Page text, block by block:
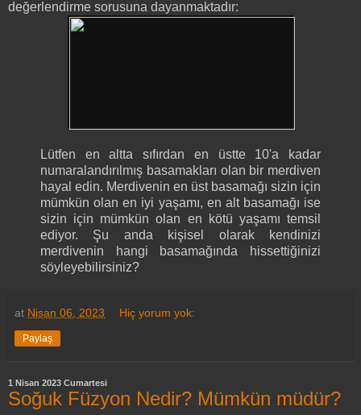
değerlendirme sorusuna dayanmaktadır:
Lütfen en altta sıfırdan en üstte 10'a kadar
numaralandırılmış basamakları olan bir merdiven
hayal edin. Merdivenin en üst basamağı sizin için
mümkün olan en iyi yaşamı, en alt basamağı ise
sizin için mümkün olan en kötü yaşamı temsil
ediyor. Şu anda kişisel olarak kendinizi
merdivenin hangi basamağında hissettiğinizi
söyleyebilirsiniz?
at Nisan 06, 2023 Hiç yorum yok:
Paylaş
1 Nisan 2023 Cumartesi
Soğuk Füzyon Nedir? Mümkün müdür?